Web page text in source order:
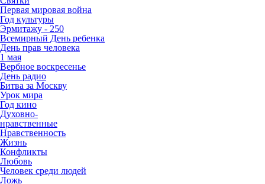
Первая мировая война
Год культуры
Эрмитажу - 250
Всемирный День ребенка
День прав человека
1 мая
Вербное воскресенье
День радио
Битва за Москву
Урок мира
Год кино
Духовно-
нравственные
Нравственность
Жизнь
Конфликты
Любовь
Человек среди людей
Ложь